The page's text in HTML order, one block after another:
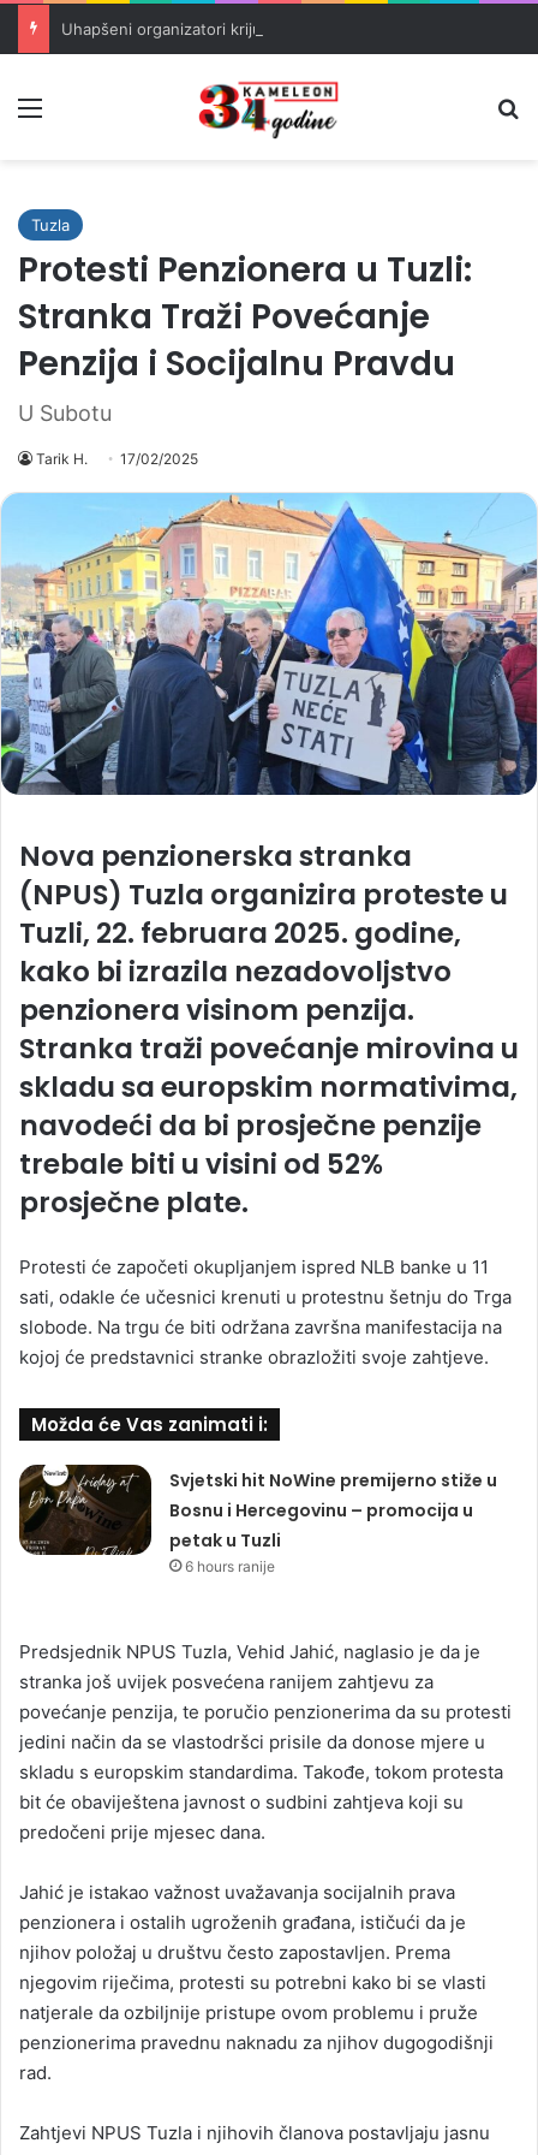
Tuzla
Protesti Penzionera u Tuzli:
Stranka Traži Povećanje
Penzija i Socijalnu Pravdu
U Subotu
Tarik H. 17/02/2025
Nova penzionerska stranka
(NPUS) Tuzla organizira proteste u
Tuzli, 22. februara 2025. godine,
kako bi izrazila nezadovoljstvo
penzionera visinom penzija.
Stranka traži povećanje mirovina u
skladu sa europskim normativima,
navodeći da bi prosječne penzije
trebale biti u visini od 52%
prosječne plate.
Protesti će započeti okupljanjem ispred NLB banke u 11
sati, odakle će učesnici krenuti u protestnu šetnju do Trga
slobode. Na trgu će biti održana završna manifestacija na
kojoj će predstavnici stranke obrazložiti svoje zahtjeve.
Možda će Vas zanimati i:
Svjetski hit NoWine premijerno stiže u
Bosnu i Hercegovinu – promocija u
petak u Tuzli
6 hours ranije
Predsjednik NPUS Tuzla, Vehid Jahić, naglasio je da je
stranka još uvijek posvećena ranijem zahtjevu za
povećanje penzija, te poručio penzionerima da su protesti
jedini način da se vlastodršci prisile da donose mjere u
skladu s europskim standardima. Takođe, tokom protesta
bit će obaviještena javnost o sudbini zahtjeva koji su
predočeni prije mjesec dana.
Jahić je istakao važnost uvažavanja socijalnih prava
penzionera i ostalih ugroženih građana, ističući da je
njihov položaj u društvu često zapostavljen. Prema
njegovim riječima, protesti su potrebni kako bi se vlasti
natjerale da ozbiljnije pristupe ovom problemu i pruže
penzionerima pravednu naknadu za njihov dugogodišnji
rad.
Zahtjevi NPUS Tuzla i njihovih članova postavljaju jasnu